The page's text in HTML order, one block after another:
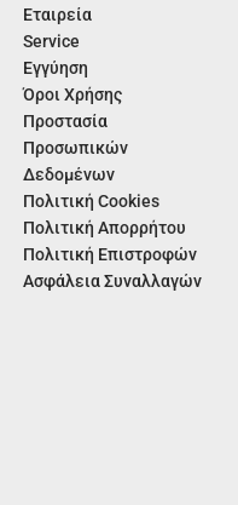
Εταιρεία
Service
Εγγύηση
Όροι Χρήσης
Προστασία
Προσωπικών
Δεδομένων
Πολιτική Cookies
Πολιτική Απορρήτου
Πολιτική Επιστροφών
Ασφάλεια Συναλλαγών